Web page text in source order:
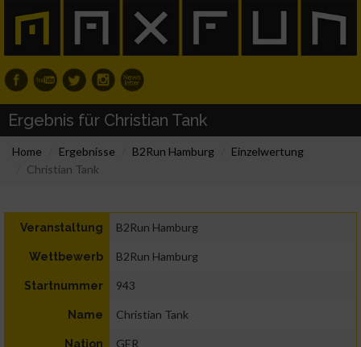
Ergebnis für Christian Tank
Home Ergebnisse B2Run Hamburg
Einzelwertung
Christian Tank
Veranstaltung B2Run Hamburg
Wettbewerb B2Run Hamburg
Startnummer 943
Name Christian Tank
Nation GER